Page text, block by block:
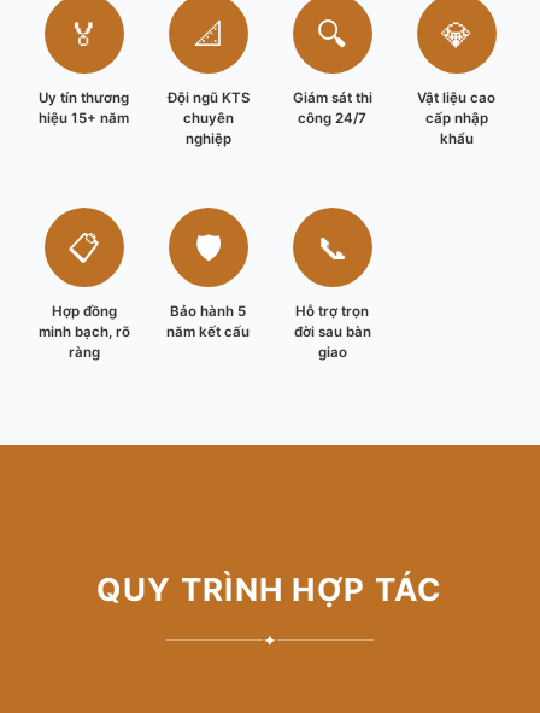
🏅
Uy tín thương
hiệu 15+ năm
📐
Đội ngũ KTS
chuyên
nghiệp
🔍
Giám sát thi
công 24/7
💎
Vật liệu cao
cấp nhập
khẩu
📋
Hợp đồng
minh bạch, rõ
ràng
🛡️
Bảo hành 5
năm kết cấu
📞
Hỗ trợ trọn
đời sau bàn
giao
QUY TRÌNH HỢP TÁC
✦